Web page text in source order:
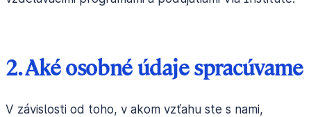
2. Aké osobné údaje spracúvame
V závislosti od toho, v akom vzťahu ste s nami,